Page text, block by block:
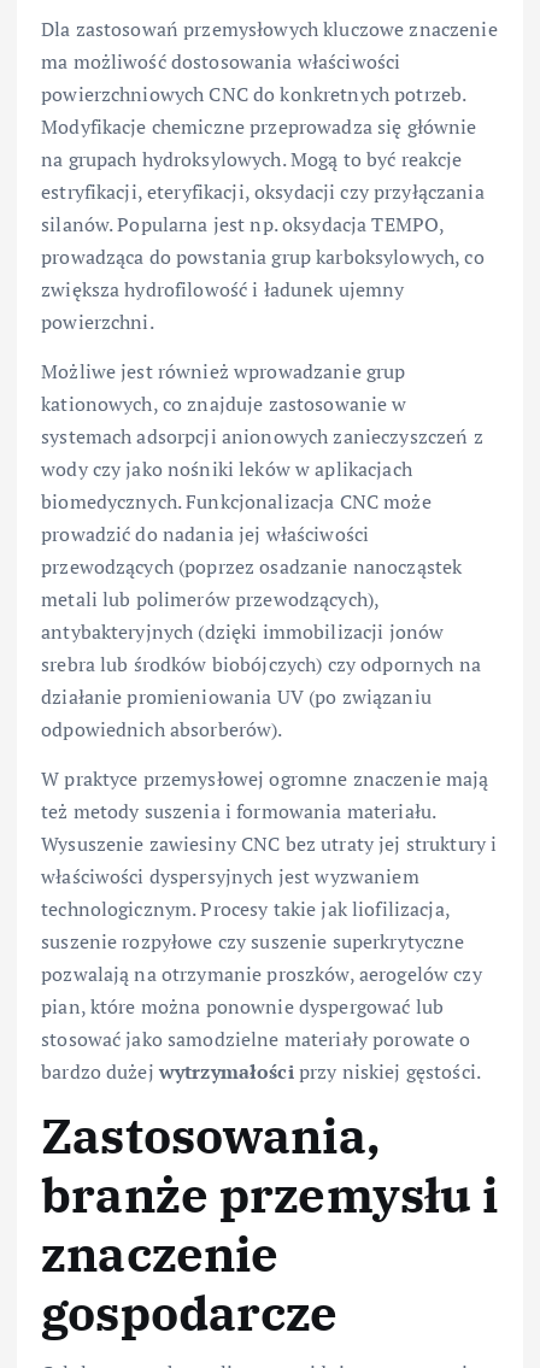
Dla zastosowań przemysłowych kluczowe znaczenie
ma możliwość dostosowania właściwości
powierzchniowych CNC do konkretnych potrzeb.
Modyfikacje chemiczne przeprowadza się głównie
na grupach hydroksylowych. Mogą to być reakcje
estryfikacji, eteryfikacji, oksydacji czy przyłączania
silanów. Popularna jest np. oksydacja TEMPO,
prowadząca do powstania grup karboksylowych, co
zwiększa hydrofilowość i ładunek ujemny
powierzchni.
Możliwe jest również wprowadzanie grup
kationowych, co znajduje zastosowanie w
systemach adsorpcji anionowych zanieczyszczeń z
wody czy jako nośniki leków w aplikacjach
biomedycznych. Funkcjonalizacja CNC może
prowadzić do nadania jej właściwości
przewodzących (poprzez osadzanie nanocząstek
metali lub polimerów przewodzących),
antybakteryjnych (dzięki immobilizacji jonów
srebra lub środków biobójczych) czy odpornych na
działanie promieniowania UV (po związaniu
odpowiednich absorberów).
W praktyce przemysłowej ogromne znaczenie mają
też metody suszenia i formowania materiału.
Wysuszenie zawiesiny CNC bez utraty jej struktury i
właściwości dyspersyjnych jest wyzwaniem
technologicznym. Procesy takie jak liofilizacja,
suszenie rozpyłowe czy suszenie superkrytyczne
pozwalają na otrzymanie proszków, aerogelów czy
pian, które można ponownie dyspergować lub
stosować jako samodzielne materiały porowate o
bardzo dużejwytrzymałościprzy niskiej gęstości.
Zastosowania,
branże przemysłu i
znaczenie
gospodarcze